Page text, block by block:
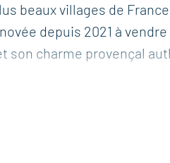
beaux villages de
depuis 2021 à
son charme provençal